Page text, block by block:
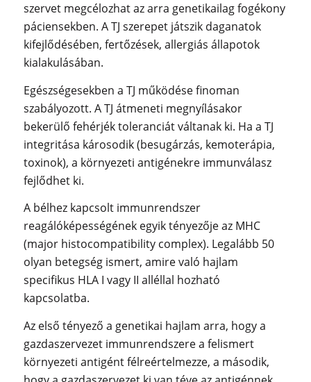
szervet megcélozhat az arra genetikailag fogékony
páciensekben. A TJ szerepet játszik daganatok
kifejlődésében, fertőzések, allergiás állapotok
kialakulásában.
Egészségesekben a TJ működése finoman
szabályozott. A TJ átmeneti megnyílásakor
bekerülő fehérjék toleranciát váltanak ki. Ha a TJ
integritása károsodik (besugárzás, kemoterápia,
toxinok), a környezeti antigénekre immunválasz
fejlődhet ki.
A bélhez kapcsolt immunrendszer
reagálóképességének egyik tényezője az MHC
(major histocompatibility complex). Legalább 50
olyan betegség ismert, amire való hajlam
specifikus HLA I vagy II alléllal hozható
kapcsolatba.
Az első tényező a genetikai hajlam arra, hogy a
gazdaszervezet immunrendszere a felismert
környezeti antigént félreértelmezze, a második,